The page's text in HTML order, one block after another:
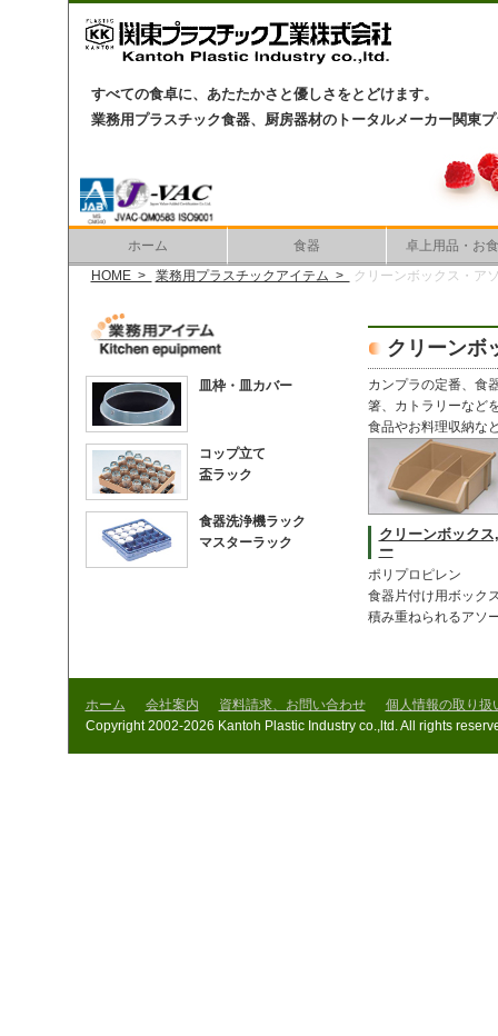
すべての食卓に、あたたかさと優しさをとどけます。
業務用プラスチック食器、厨房器材のトータルメーカー関東
ホーム 食器
卓上用品・お
HOME >
業務用プラスチックアイテム > クリーンボックス・ア
皿枠・皿カバー
コップ立て
盃ラック
食器洗浄機ラック
マスターラック
クリーンボ
カンプラの定番、食
箸、カトラリーなど
食品やお料理収納な
クリーンボック
ー
ポリプロピレン
食器片付け用ボック
積み重ねられるアソ
ホーム 会社案内 資料請求、お問い合わせ
個人情報の取り扱
Copyright 2002-2026 Kantoh Plastic Industry co.,ltd. All rights